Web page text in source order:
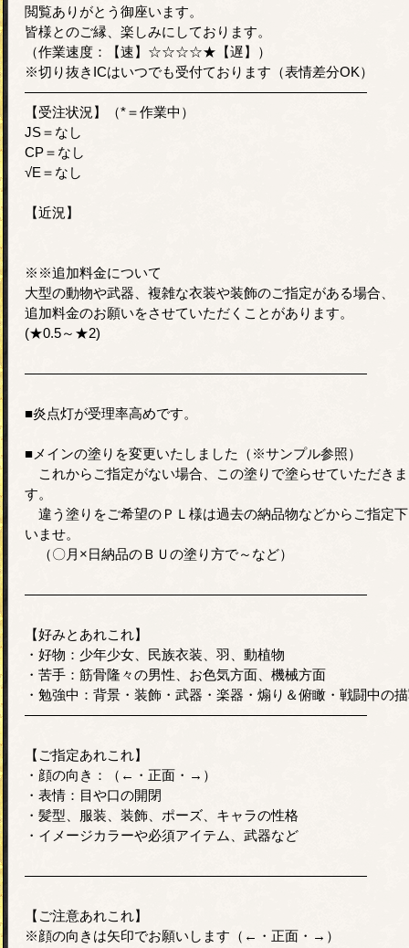
閲覧ありがとう御座います。
皆様とのご縁、楽しみにしております。
（作業速度：【速】☆☆☆☆★【遅】）
※切り抜きICはいつでも受付ております（表情差分OK）
―――――――――――――――――――――――――
【受注状況】（*＝作業中）
JS＝なし
CP＝なし
√E＝なし
【近況】
※※追加料金について
大型の動物や武器、複雑な衣装や装飾のご指定がある場合、
追加料金のお願いをさせていただくことがあります。
(★0.5～★2)
―――――――――――――――――――――――――
■炎点灯が受理率高めです。
■メインの塗りを変更いたしました（※サンプル参照）
これからご指定がない場合、この塗りで塗らせていただきま
す。
違う塗りをご希望のＰＬ様は過去の納品物などからご指定
いませ。
（〇月×日納品のＢＵの塗り方で～など）
―――――――――――――――――――――――――
【好みとあれこれ】
・好物：少年少女、民族衣装、羽、動植物
・苦手：筋骨隆々の男性、お色気方面、機械方面
・勉強中：背景・装飾・武器・楽器・煽り＆俯瞰・戦闘中の
―――――――――――――――――――――――――
【ご指定あれこれ】
・顔の向き：（←・正面・→）
・表情：目や口の開閉
・髪型、服装、装飾、ポーズ、キャラの性格
・イメージカラーや必須アイテム、武器など
―――――――――――――――――――――――――
【ご注意あれこれ】
※顔の向きは矢印でお願いします（←・正面・→）